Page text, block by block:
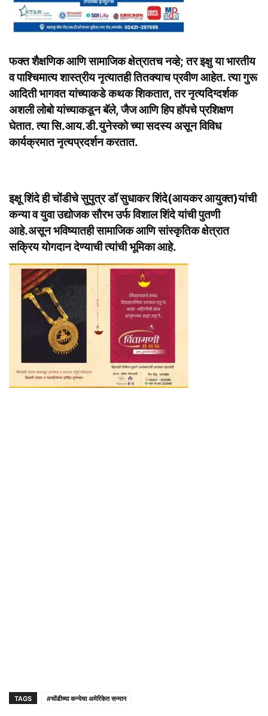
फक्त शैक्षणिक आणि सामाजिक क्षेत्रातच नव्हे; तर इक्षु या भारतीय
व पाश्चिमात्य शास्त्रीय नृत्यातही तितक्याच प्रवीण आहेत. त्या गुरू
आदिती भागवत यांच्याकडे कथक शिकतात, तर नृत्यदिग्दर्शक
अशली लोबो यांच्याकडून बॅले, जैज आणि हिप हॉपचे प्रशिक्षण
घेतात. त्या सि.आय.डी.युनेस्को च्या सदस्य असून विविध
कार्यक्रमात नृत्यप्रदर्शन करतात.
इक्षू शिंदे ही चोंडीचे सुपुत्र डॉ सुधाकर शिंदे(आयकर आयुक्त)यांची
कन्या व युवा उद्योजक सौरभ उर्फ विशाल शिंदे यांची पुतणी
आहे.असून भविष्यातही सामाजिक आणि सांस्कृतिक क्षेत्रात
सक्रिय योगदान देण्याची त्यांची भूमिका आहे.
TAGS #चोंडीच्या कन्येचा अमेरिकेत सन्मान